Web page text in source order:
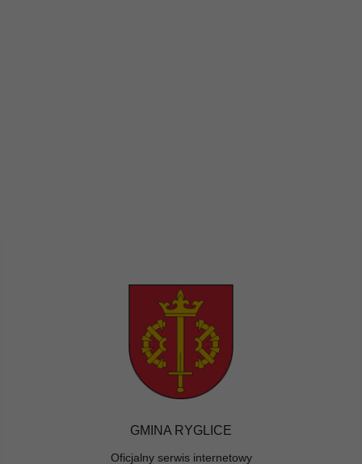
GMINA RYGLICE
Oficjalny serwis internetowy